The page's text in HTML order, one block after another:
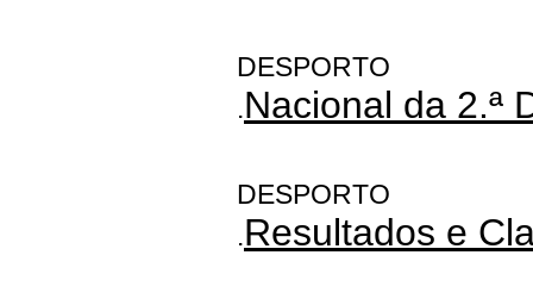
DESPORTO
.Nacional da 2.ª
DESPORTO
.Resultados e